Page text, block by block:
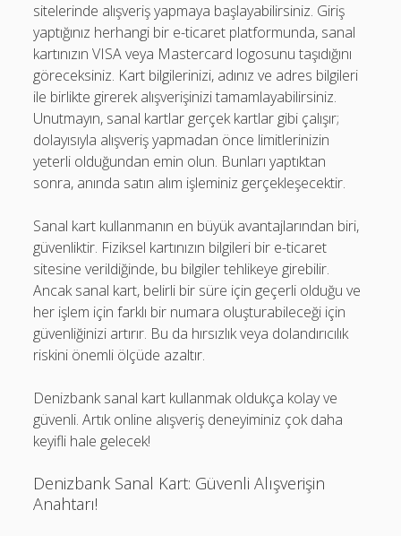
sitelerinde alışveriş yapmaya başlayabilirsiniz. Giriş
yaptığınız herhangi bir e-ticaret platformunda, sanal
kartınızın VISA veya Mastercard logosunu taşıdığını
göreceksiniz. Kart bilgilerinizi, adınız ve adres bilgileri
ile birlikte girerek alışverişinizi tamamlayabilirsiniz.
Unutmayın, sanal kartlar gerçek kartlar gibi çalışır;
dolayısıyla alışveriş yapmadan önce limitlerinizin
yeterli olduğundan emin olun. Bunları yaptıktan
sonra, anında satın alım işleminiz gerçekleşecektir.
Sanal kart kullanmanın en büyük avantajlarından biri,
güvenliktir. Fiziksel kartınızın bilgileri bir e-ticaret
sitesine verildiğinde, bu bilgiler tehlikeye girebilir.
Ancak sanal kart, belirli bir süre için geçerli olduğu ve
her işlem için farklı bir numara oluşturabileceği için
güvenliğinizi artırır. Bu da hırsızlık veya dolandırıcılık
riskini önemli ölçüde azaltır.
Denizbank sanal kart kullanmak oldukça kolay ve
güvenli. Artık online alışveriş deneyiminiz çok daha
keyifli hale gelecek!
Denizbank Sanal Kart: Güvenli Alışverişin
Anahtarı!